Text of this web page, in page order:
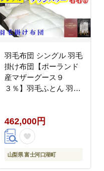
羽毛布団 シングル 羽毛
掛け布団【ポーランド
産マザーグース９
３％】羽毛ふとん 羽毛
本掛け羽毛掛け布団 寝
具 冬用 羽毛布団
FAG083
462,000円
山梨県 富士河口湖町